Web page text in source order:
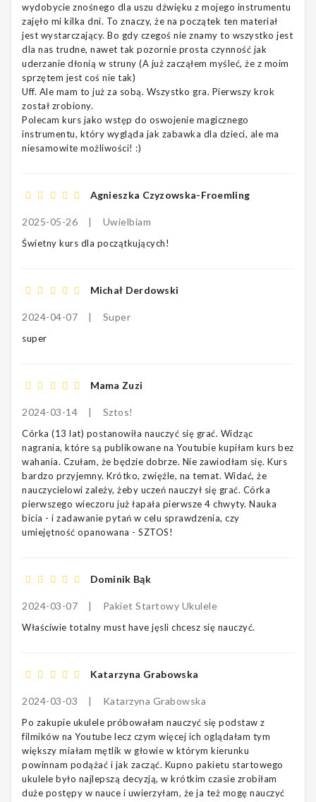
wydobycie znośnego dla uszu dźwięku z mojego instrumentu
zajęło mi kilka dni. To znaczy, że na początek ten materiał
jest wystarczający. Bo gdy czegoś nie znamy to wszystko jest
dla nas trudne, nawet tak pozornie prosta czynność jak
uderzanie dłonią w struny (A już zacząłem myśleć, że z moim
sprzętem jest coś nie tak)
Uff. Ale mam to już za sobą. Wszystko gra. Pierwszy krok
został zrobiony.
Polecam kurs jako wstęp do oswojenie magicznego
instrumentu, który wygląda jak zabawka dla dzieci, ale ma
niesamowite możliwości! :)
Agnieszka Czyzowska-Froemling
2025-05-26 | Uwielbiam
Świetny kurs dla początkujących!
Michał Derdowski
2024-04-07 | Super
super
Mama Zuzi
2024-03-14 | Sztos!
Córka (13 lat) postanowiła nauczyć się grać. Widząc
nagrania, które są publikowane na Youtubie kupiłam kurs bez
wahania. Czułam, że będzie dobrze. Nie zawiodłam się. Kurs
bardzo przyjemny. Krótko, zwięźle, na temat. Widać, że
nauczycielowi zależy, żeby uczeń nauczył się grać. Córka
pierwszego wieczoru już łapała pierwsze 4 chwyty. Nauka
bicia - i zadawanie pytań w celu sprawdzenia, czy
umiejętność opanowana - SZTOS!
Dominik Bąk
2024-03-07 | Pakiet Startowy Ukulele
Właściwie totalny must have jęsli chcesz się nauczyć.
Katarzyna Grabowska
2024-03-03 | Katarzyna Grabowska
Po zakupie ukulele próbowałam nauczyć się podstaw z
filmików na Youtube lecz czym więcej ich oglądałam tym
większy miałam mętlik w głowie w którym kierunku
powinnam podążać i jak zacząć. Kupno pakietu startowego
ukulele było najlepszą decyzją, w krótkim czasie zrobiłam
duże postępy w nauce i uwierzyłam, że ja też mogę nauczyć